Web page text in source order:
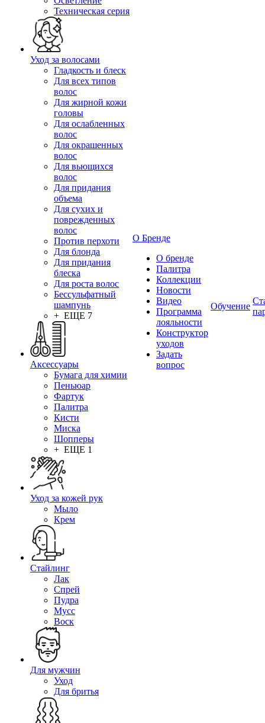
Техническая серия
Уход за волосами
Гладкость и блеск
Для всех типов
волос
Для жирной кожи
головы
Для ослабленных
волос
Для окрашенных
волос
Для вьющихся
волос
Для придания
объема
Для сухих и
поврежденных
волос
Против перхоти
Для блонда
Для придания
блеска
Для роста волос
Бессульфатный
шампунь
+ ЕЩЕ 7
Аксессуары
Бумага для химии
Пеньюар
Фартук
Палитра
Кисти
Миска
Шопперы
+ ЕЩЕ 1
Уход за кожей рук
Мыло
Крем
Стайлинг
Лак
Спрей
Пудра
Мусс
Воск
Для мужчин
Уход
Для бритья
О Бренде
О бренде
Палитра
Коллекции
Новости
Видео
Программа
лояльности
Конструктор
уходов
Задать
вопрос
Обучение